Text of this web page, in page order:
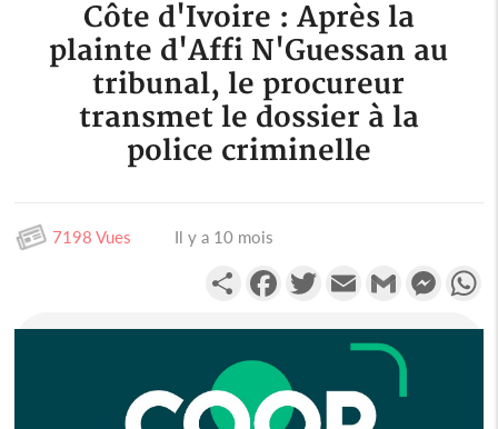
Côte d'Ivoire : Après la
plainte d'Affi N'Guessan au
tribunal, le procureur
transmet le dossier à la
police criminelle
7198 Vues Il y a 10 mois
PartagerFacebookTwitterEmail Gmail